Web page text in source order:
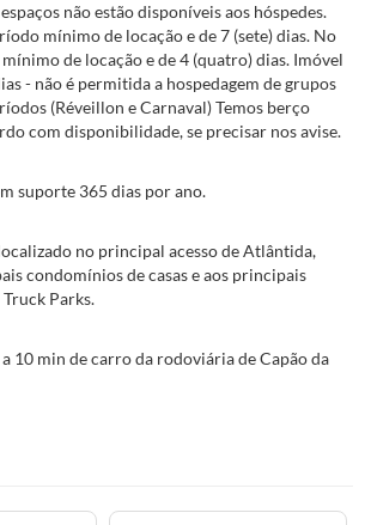
não estão disponíveis aos hóspedes.
mínimo de locação e de 7 (sete) dias. No
de locação e de 4 (quatro) dias. Imóvel
- não é permitida a hospedagem de grupos
(Réveillon e Carnaval) Temos berço
com disponibilidade, se precisar nos avise.
suporte 365 dias por ano.
no principal acesso de Atlântida,
condomínios de casas e aos principais
Parks.
10 min de carro da rodoviária de Capão da